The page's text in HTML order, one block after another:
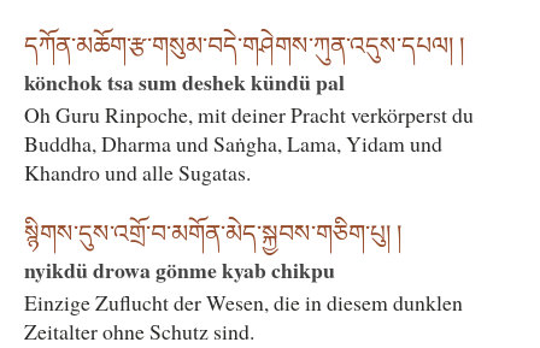
དཀོན་མཆོག་རྩ་གསུམ་བདེ་གཤེགས་ཀུན་འདུས་དཔལ། །
könchok tsa sum deshek kündü pal
Oh Guru Rinpoche, mit deiner Pracht verkörperst du
Buddha, Dharma und Saṅgha, Lama, Yidam und
Khandro und alle Sugatas.
སྙིགས་དུས་འགྲོ་བ་མགོན་མེད་སྐྱབས་གཅིག་པུ། །
nyikdü drowa gönme kyab chikpu
Einzige Zuflucht der Wesen, die in diesem dunklen
Zeitalter ohne Schutz sind.